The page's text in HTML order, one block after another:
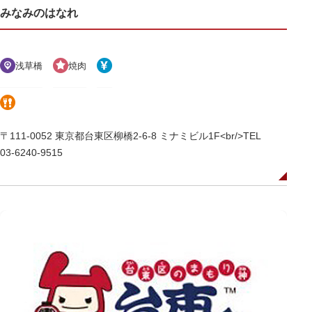
みなみのはなれ
浅草橋 焼肉
〒111-0052 東京都台東区柳橋2-6-8 ミナミビル1F<br/>TEL
03-6240-9515